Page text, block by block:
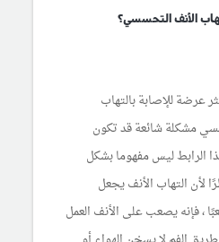
الأنف التحسسي؟
عرضة للإصابة بالتهاب
مشكلة شائعة قد تكون
الرابط ليس مفهوما بشكل
لأن التهاب الأنف يجعل
، فإنه يصعب على الأنف العمل